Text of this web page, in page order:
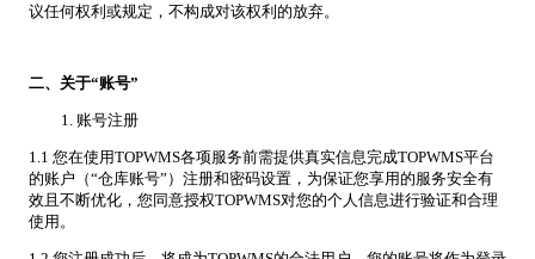
议任何权利或规定，不构成对该权利的放弃。
二、关于“账号”
账号注册
1.1 您在使用TOPWMS各项服务前需提供真实信息完成TOPWMS平台
的账户（“仓库账号”）注册和密码设置，为保证您享用的服务安全有
效且不断优化，您同意授权TOPWMS对您的个人信息进行验证和合理
使用。